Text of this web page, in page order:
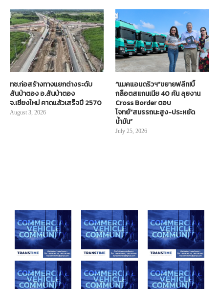
ทช.ก่อสร้างทางแยกต่างระดับ
สันป่าตอง อ.สันป่าตอง
จ.เชียงใหม่ คาดแล้วเสร็จปี 2570
August 3, 2026
“แมคแอนดริวฯ”ขยายฟลีท!บิ๊
กล็อตสแกนเนีย 40 คัน ลุยงาน
Cross Border ตอบ
โจทย์“สมรรถนะสูง-ประหยัด
น้ำมัน”
July 25, 2026